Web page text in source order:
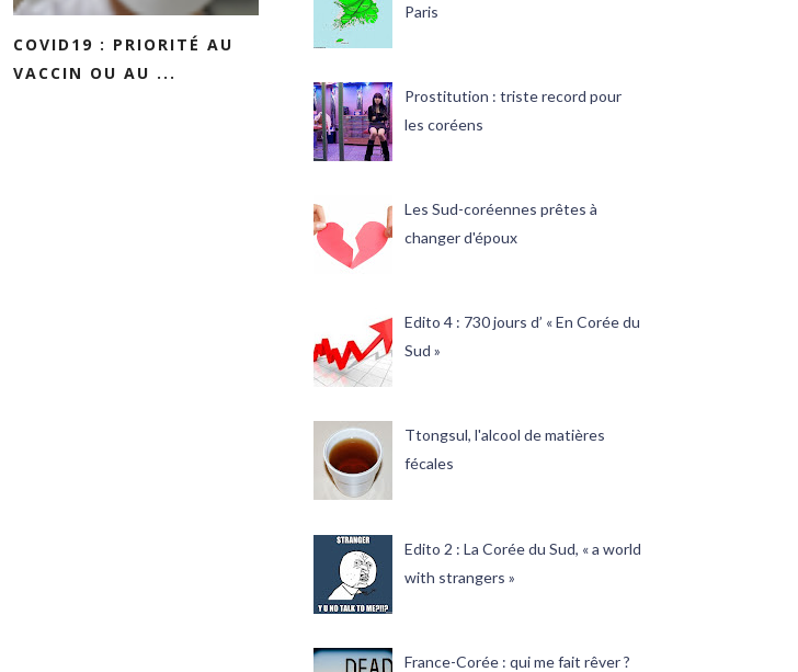
COVID19 : PRIORITÉ AU
VACCIN OU AU ...
Paris
Prostitution : triste record pour
les coréens
Les Sud-coréennes prêtes à
changer d'époux
Edito 4 : 730 jours d’ « En Corée du
Sud »
Ttongsul, l'alcool de matières
fécales
Edito 2 : La Corée du Sud, « a world
with strangers »
France-Corée : qui me fait rêver ?